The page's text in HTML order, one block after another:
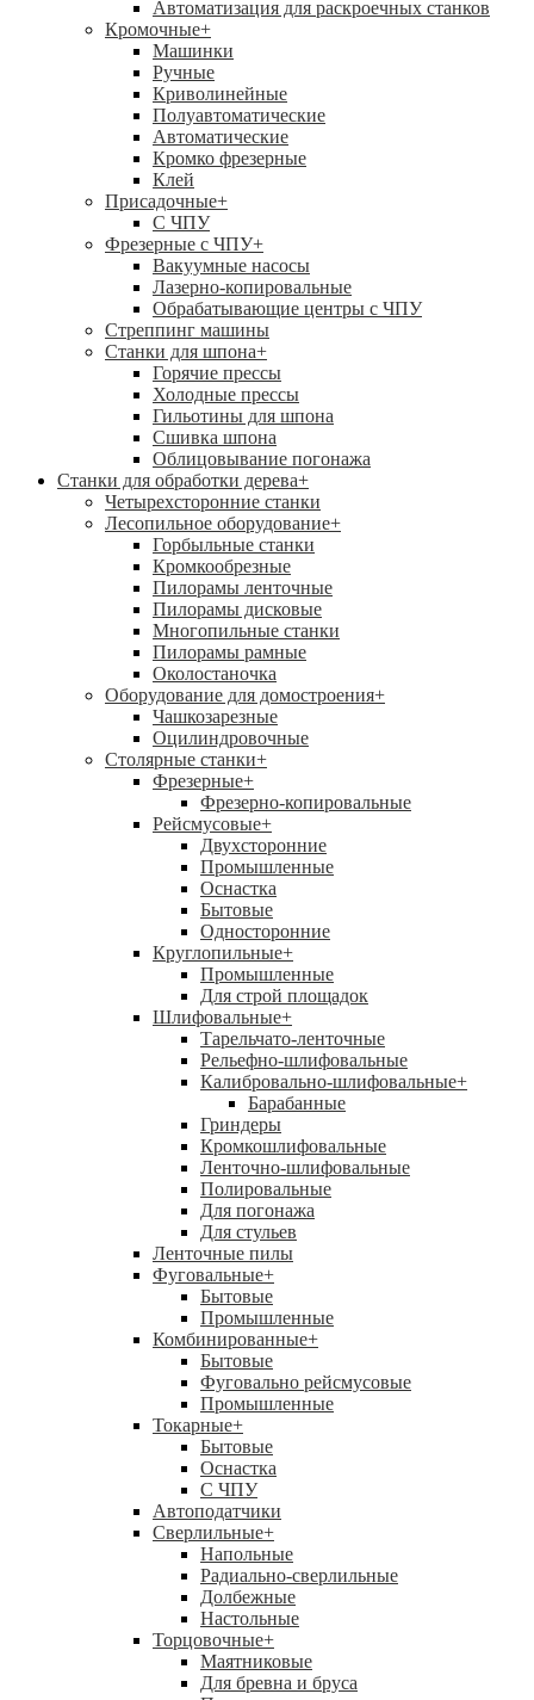
Автоматизация для раскроечных станков
Кромочные+
Машинки
Ручные
Криволинейные
Полуавтоматические
Автоматические
Кромко фрезерные
Клей
Присадочные+
С ЧПУ
Фрезерные с ЧПУ+
Вакуумные насосы
Лазерно-копировальные
Обрабатывающие центры с ЧПУ
Стреппинг машины
Станки для шпона+
Горячие прессы
Холодные прессы
Гильотины для шпона
Сшивка шпона
Облицовывание погонажа
Станки для обработки дерева+
Четырехсторонние станки
Лесопильное оборудование+
Горбыльные станки
Кромкообрезные
Пилорамы ленточные
Пилорамы дисковые
Многопильные станки
Пилорамы рамные
Околостаночка
Оборудование для домостроения+
Чашкозарезные
Оцилиндровочные
Столярные станки+
Фрезерные+
Фрезерно-копировальные
Рейсмусовые+
Двухсторонние
Промышленные
Оснастка
Бытовые
Односторонние
Круглопильные+
Промышленные
Для строй площадок
Шлифовальные+
Тарельчато-ленточные
Рельефно-шлифовальные
Калибровально-шлифовальные+
Барабанные
Гриндеры
Кромкошлифовальные
Ленточно-шлифовальные
Полировальные
Для погонажа
Для стульев
Ленточные пилы
Фуговальные+
Бытовые
Промышленные
Комбинированные+
Бытовые
Фуговально рейсмусовые
Промышленные
Токарные+
Бытовые
Оснастка
С ЧПУ
Автоподатчики
Сверлильные+
Напольные
Радиально-сверлильные
Долбежные
Настольные
Торцовочные+
Маятниковые
Для бревна и бруса